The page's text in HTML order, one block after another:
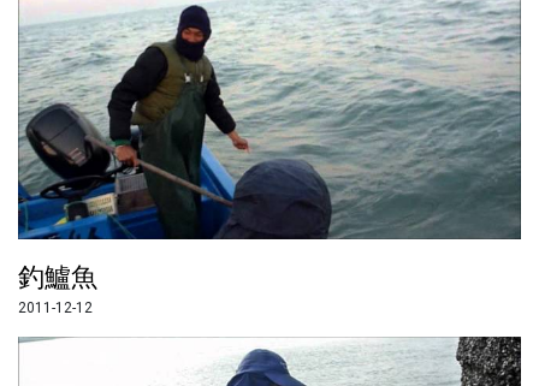
釣鱸魚
2011-12-12